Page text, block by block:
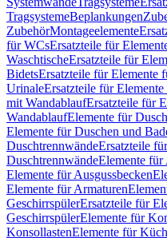
TragsystemeBeplankungen
ZubehörMontageelemente
für WCsErsatzteile für
WaschtischeErsatzteile für
BidetsErsatzteile für Elemente
UrinaleErsatzteile für
mit WandablaufErsatzteile für
WandablaufElemente für
Elemente für Duschen und
DuschtrennwändeErsatzteile
DuschtrennwändeElemente für
Elemente für Ausgussbecken
Elemente für Armaturen
GeschirrspülerErsatzteile für
GeschirrspülerElemente für
KonsollastenElemente für